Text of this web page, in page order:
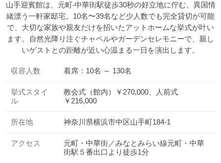
⼭⼿迎賓館は、元町‧中華街駅徒歩30秒の好⽴地に佇む、異国情
緒漂う⼀軒家邸宅。10名〜39名など少⼈数でも完全貸切が可能
で、⼤切な家族や親友だけを招いたアットホームな挙式が叶い
ます。⾃然光降り注ぐチャペルやガーデンセレモニーで、親し
いゲストとの距離が近い⼼温まる⼀⽇を演出します。
収容人数 着席：10名 ～ 130名
挙式スタイ
ル
教会式（館内）￥270,000、人前式
￥216,000
所在地 神奈川県横浜市中区山手町184-1
アクセス
元町・中華街／みなとみらい線元町・中華
街駅５番出口より徒歩1分